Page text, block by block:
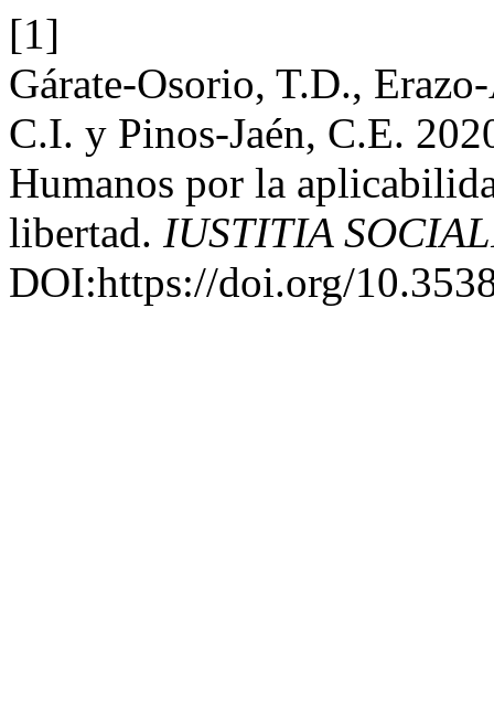
[1]
Gárate-Osorio, T.D.,
C.I. y Pinos-Jaén, C.E.
Humanos por la
libertad. IUSTITIA
DOI:https://doi.org/